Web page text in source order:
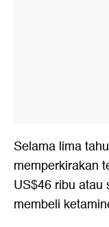
Selama lima
memperkirakan
US$46 ribu atau
membeli